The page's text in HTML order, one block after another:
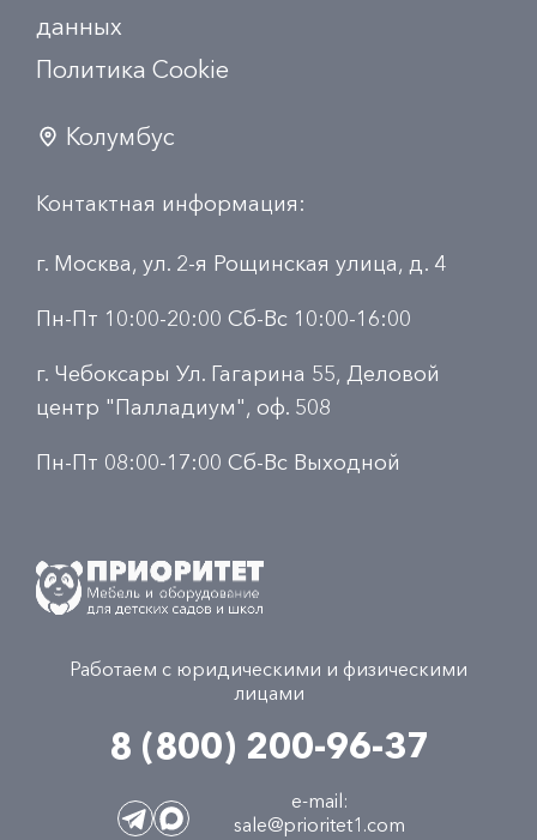
данных
Политика Сookie
Колумбус
Контактная информация:
г. Москва, ул. 2-я Рощинская улица, д. 4
Пн-Пт 10:00-20:00 Сб-Вс 10:00-16:00
г. Чебоксары Ул. Гагарина 55, Деловой
центр "Палладиум", оф. 508
Пн-Пт 08:00-17:00 Сб-Вс Выходной
Работаем с юридическими и физическими
лицами
8 (800) 200-96-37
e-mail:
sale@prioritet1.com